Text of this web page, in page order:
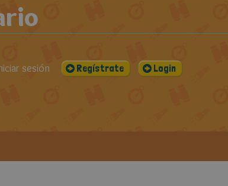
sesión Regístrate Login